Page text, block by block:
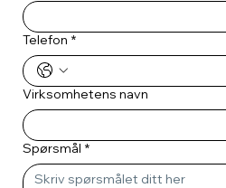
Telefon *
Virksomhetens navn
Spørsmål *